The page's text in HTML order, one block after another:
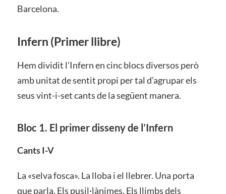
Barcelona.
Infern (Primer llibre)
Hem dividit l’Infern en cinc blocs diversos però
amb unitat de sentit propi per tal d’agrupar els
seus vint-i-set cants de la següent manera.
Bloc 1. El primer disseny de l’Infern
Cants I-V
La «selva fosca». La lloba i el llebrer. Una porta
que parla. Els pusil·lànimes. Els llimbs dels